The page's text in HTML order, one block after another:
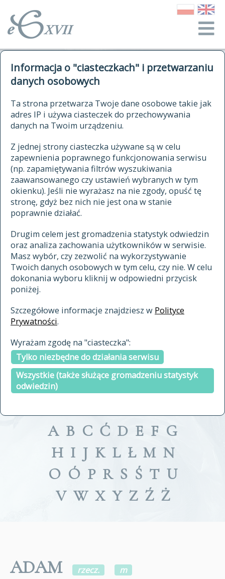
Informacja o "ciasteczkach" i przetwarzaniu
danych osobowych
Ta strona przetwarza Twoje dane osobowe takie jak
adres IP i używa ciasteczek do przechowywania
danych na Twoim urządzeniu.
Z jednej strony ciasteczka używane są w celu
zapewnienia poprawnego funkcjonowania serwisu
(np. zapamiętywania filtrów wyszukiwania
zaawansowanego czy ustawień wybranych w tym
okienku). Jeśli nie wyrażasz na nie zgody, opuść tę
stronę, gdyż bez nich nie jest ona w stanie
poprawnie działać.
Drugim celem jest gromadzenia statystyk odwiedzin
oraz analiza zachowania użytkowników w serwisie.
Masz wybór, czy zezwolić na wykorzystywanie
Twoich danych osobowych w tym celu, czy nie. W celu
dokonania wyboru kliknij w odpowiedni przycisk
poniżej.
Szczegółowe informacje znajdziesz w Polityce
Prywatności.
Wyrażam zgodę na "ciasteczka":
Tylko niezbędne do działania serwisu
Wszystkie (także służące gromadzeniu statystyk
odwiedzin)
autorzy Słownika
historia
publikacje
źródła
autorzy tekstów źródłowych
zasady opracowania
statystyki
najnowsze hasła
ostatnio zmodyfikowane hasła
materiały archiwalne
cytowanie
kontakt
kwerendy
jak cytować Słownik
ELEKTRONICZNY SŁOWNIK
JĘZYKA POLSKIEGO
XVII I XVIII WIEKU
znajdź hasła
zaczynające się od
indeksie
a fronte
a tergo
A B C Ć D E F G
H I J K L Ł M N
O Ó P R S Ś T U
V W X Y Z Ź Ż
ADAM rzecz.
m